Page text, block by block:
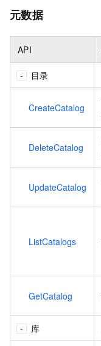
元数据
API
目录
CreateCatalog
DeleteCatalog
UpdateCatalog
ListCatalogs
GetCatalog
库